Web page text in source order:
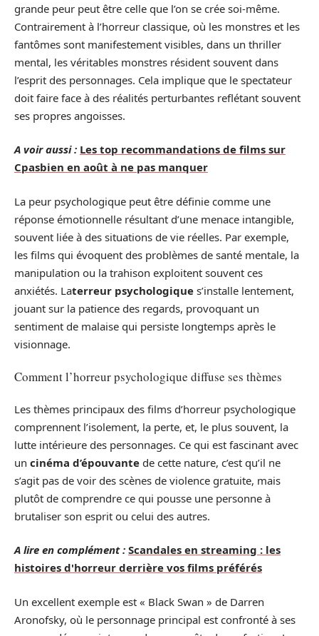
grande peur peut être celle que l’on se crée soi-même.
Contrairement à l’horreur classique, où les monstres et les
fantômes sont manifestement visibles, dans un thriller
mental, les véritables monstres résident souvent dans
l’esprit des personnages. Cela implique que le spectateur
doit faire face à des réalités perturbantes reflétant souvent
ses propres angoisses.
A voir aussi : Les top recommandations de films sur
Cpasbien en août à ne pas manquer
La peur psychologique peut être définie comme une
réponse émotionnelle résultant d’une menace intangible,
souvent liée à des situations de vie réelles. Par exemple,
les films qui évoquent des problèmes de santé mentale, la
manipulation ou la trahison exploitent souvent ces
anxiétés. Laterreur psychologique s’installe lentement,
jouant sur la patience des regards, provoquant un
sentiment de malaise qui persiste longtemps après le
visionnage.
Comment l’horreur psychologique diffuse ses thèmes
Les thèmes principaux des films d’horreur psychologique
comprennent l’isolement, la perte, et, le plus souvent, la
lutte intérieure des personnages. Ce qui est fascinant avec
un cinéma d’épouvante de cette nature, c’est qu’il ne
s’agit pas de voir des scènes de violence gratuite, mais
plutôt de comprendre ce qui pousse une personne à
brutaliser son esprit ou celui des autres.
A lire en complément : Scandales en streaming : les
histoires d'horreur derrière vos films préférés
Un excellent exemple est « Black Swan » de Darren
Aronofsky, où le personnage principal est confronté à ses